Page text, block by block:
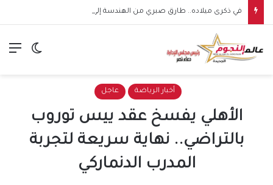
في ذكرى ميلاده.. طارق صبري من الهندسة إلى نجومية التمثيل
الوضع
أخبار الرياضة عاجل
الأهلي يفسخ عقد ييس توروب
بالتراضي.. نهاية سريعة لتجربة
المدرب الدنماركي